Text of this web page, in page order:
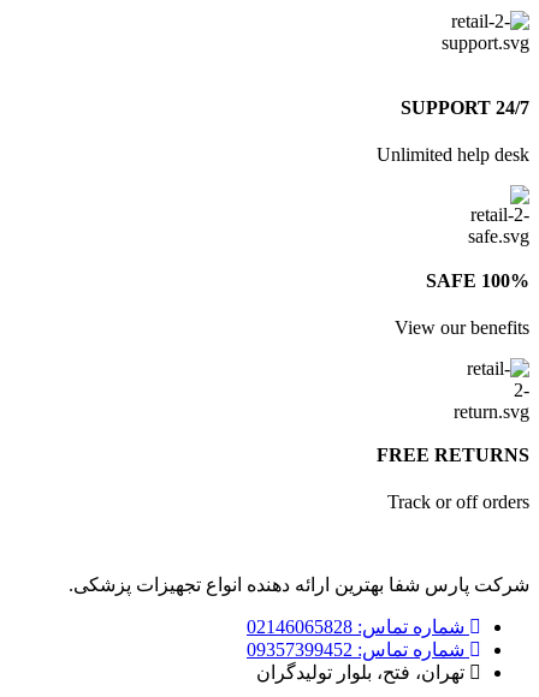
24/7
Unlimited help
100%
View our
FREE
Track or off
پارس شفا بهترین ارائه دهنده انواع تجهیزات پزشکی.
شماره تماس: 02146065828
شماره تماس: 09357399452
تهران، فتح، بلوار تولیدگران